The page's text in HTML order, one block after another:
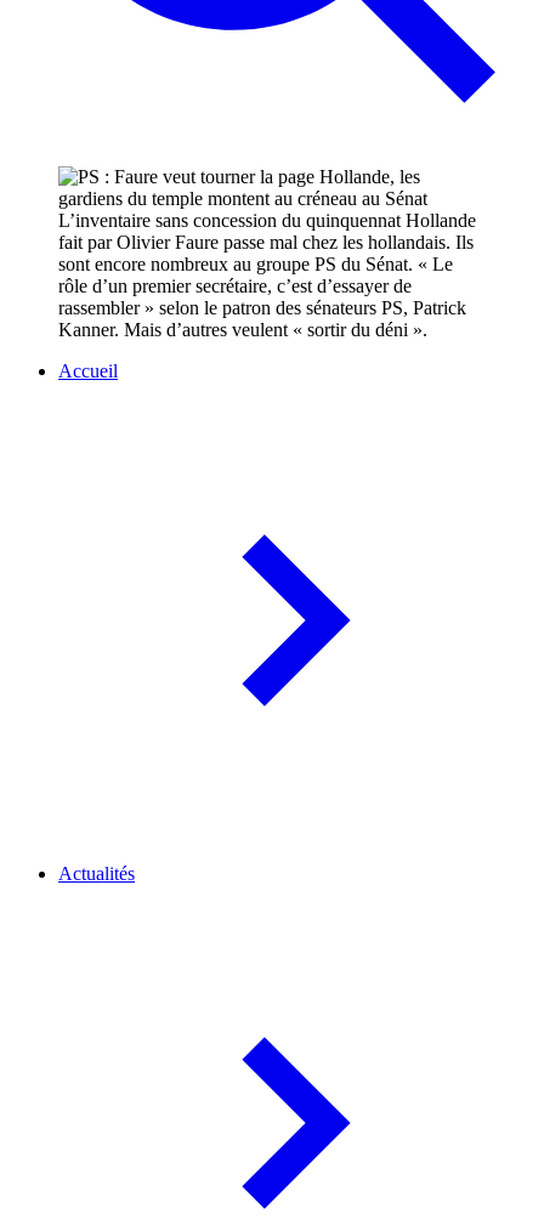
L’inventaire sans concession du quinquennat Hollande
fait par Olivier Faure passe mal chez les hollandais. Ils
sont encore nombreux au groupe PS du Sénat. « Le
rôle d’un premier secrétaire, c’est d’essayer de
rassembler » selon le patron des sénateurs PS, Patrick
Kanner. Mais d’autres veulent « sortir du déni ».
Accueil
Actualités